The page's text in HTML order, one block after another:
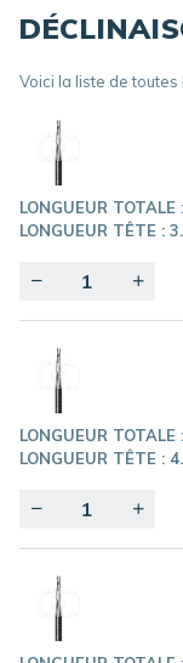
Voici la liste de
LONGUEUR TOTALE :
LONGUEUR TÊTE :
Quantity
LONGUEUR TOTALE :
LONGUEUR TÊTE :
Quantity